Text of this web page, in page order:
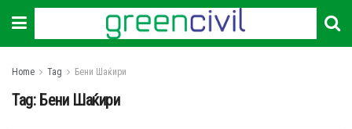
Home Tag Бени Шаќири
Tag: Бени Шаќири